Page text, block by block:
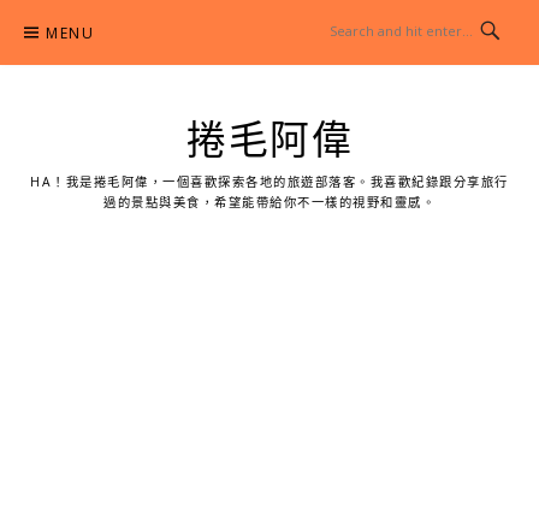
content
MENU
捲毛阿偉
HA！我是捲毛阿偉，一個喜歡探索各地的旅遊部落客。我喜歡紀錄跟分享旅行
過的景點與美食，希望能帶給你不一樣的視野和靈感。